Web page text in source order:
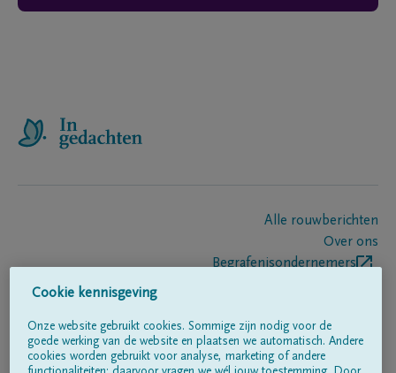
Alle rouwberichten
Over ons
Begrafenisondernemers
Volg ons op
Cookie kennisgeving
Onze website gebruikt cookies. Sommige zijn nodig voor de
goede werking van de website en plaatsen we automatisch. Andere
cookies worden gebruikt voor analyse, marketing of andere